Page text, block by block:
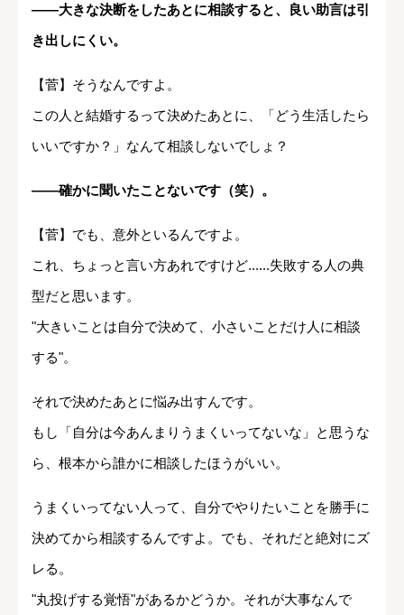
――大きな決断をしたあとに相談すると、良い助言は引
き出しにくい。
【菅】そうなんですよ。
この人と結婚するって決めたあとに、「どう生活したら
いいですか？」なんて相談しないでしょ？
――確かに聞いたことないです（笑）。
【菅】でも、意外といるんですよ。
これ、ちょっと言い方あれですけど......失敗する人の典
型だと思います。
"大きいことは自分で決めて、小さいことだけ人に相談
する"。
それで決めたあとに悩み出すんです。
もし「自分は今あんまりうまくいってないな」と思うな
ら、根本から誰かに相談したほうがいい。
うまくいってない人って、自分でやりたいことを勝手に
決めてから相談するんですよ。でも、それだと絶対にズ
レる。
"丸投げする覚悟"があるかどうか。それが大事なんで